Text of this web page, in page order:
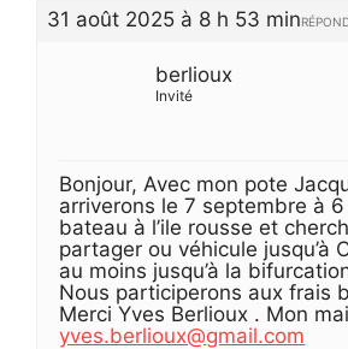
31 août 2025 à 8 h 53 min
berlioux
Invité
Bonjour, Avec mon pote
arriverons le 7 septembre à 6
bateau à l’ile rousse et
partager ou véhicule jusqu’à
au moins jusqu’à la
Nous participerons aux frais
Merci Yves Berlioux . Mon
yves.berlioux@gmail.com